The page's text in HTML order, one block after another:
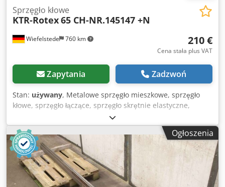
Wiefelstede 760 km
Sprzęgło kłowe
KTR-Rotex65 CH-NR.145147 +N
210 €
Cena stała plus VAT
Zapytania Zadzwoń
Stan: używany, Metalowe sprzęgło mieszkowe, sprzęgło
kłowe, sprzęgło łączące, sprzęgło skrętnie elastyczne,
sprzęgło wału, sprzęgło mieszkowe -Producent: KTR-Rotex,
elastyczne sprzęgło kłowe -Typ: 65 CH-NR.145147 +N
Dksdpet Trzdofx Ahgsr -Otwór piasty: Ø 75 mm / Ø 60 mm
patrz zdjęcie rysunku technicznego -Ilość: 2x sprzęgło
dostępne -Cena: za sztukę -Wymiar: Ø 135 x 210 mm -
Waga: 13,9 kg
Ogłoszenia